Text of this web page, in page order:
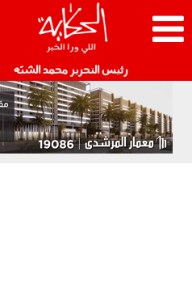
رئيس التحرير محمد الشبّه